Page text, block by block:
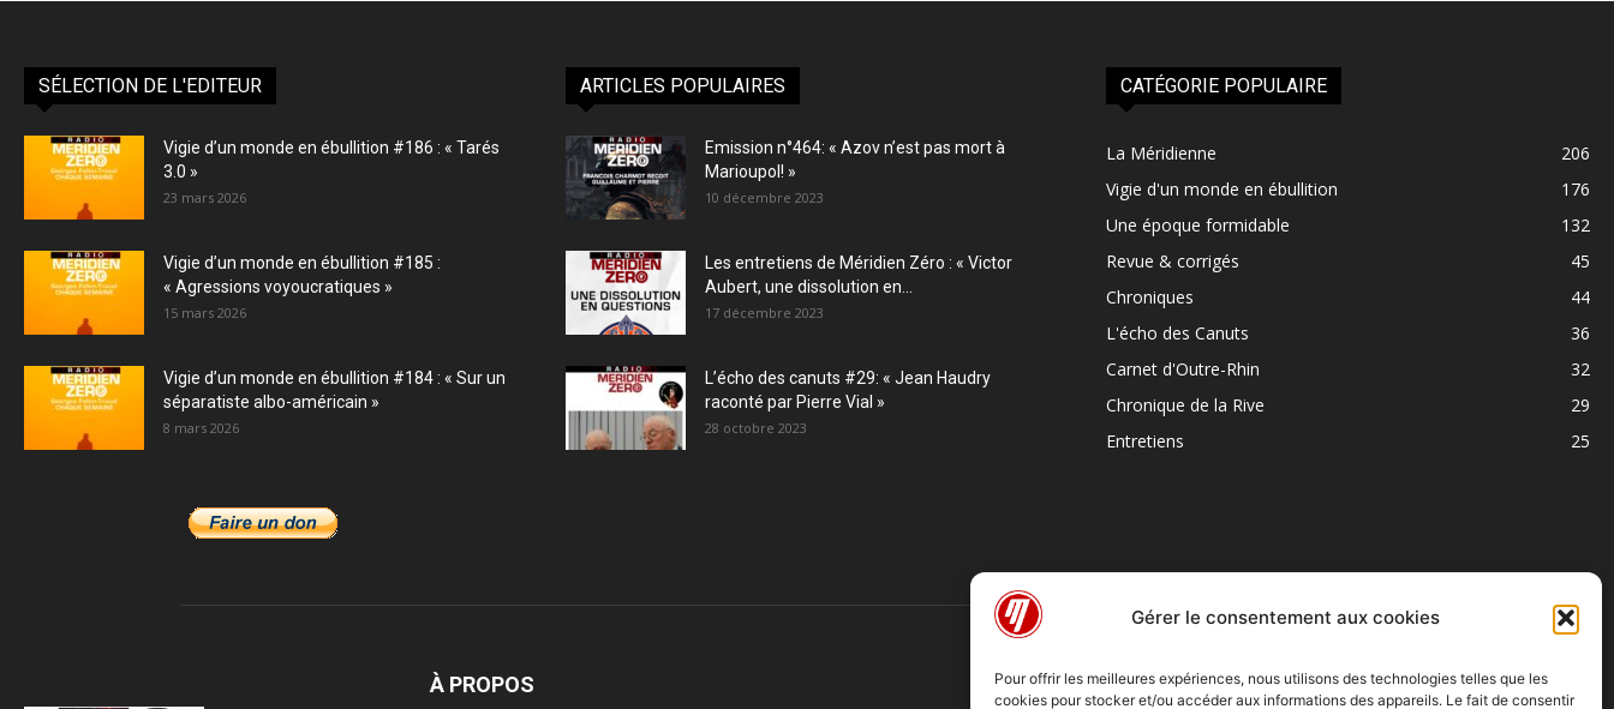
Gérer le consentement aux cookies
Pour offrir les meilleures expériences, nous utilisons des technologies telles que les
cookies pour stocker et/ou accéder aux informations des appareils. Le fait de consentir
SÉLECTION DE L'EDITEUR
Vigie d’un monde en ébullition #186 : « Tarés
3.0 »
23 mars 2026
Vigie d’un monde en ébullition #185 :
« Agressions voyoucratiques »
15 mars 2026
Vigie d’un monde en ébullition #184 : « Sur un
séparatiste albo-américain »
8 mars 2026
ARTICLES POPULAIRES
Emission n°464: « Azov n’est pas mort à
Marioupol! »
10 décembre 2023
Les entretiens de Méridien Zéro : « Victor
Aubert, une dissolution en...
17 décembre 2023
L’écho des canuts #29: « Jean Haudry
raconté par Pierre Vial »
28 octobre 2023
CATÉGORIE POPULAIRE
La Méridienne
206
Vigie d'un monde en ébullition
176
Une époque formidable
132
Revue & corrigés
45
Chroniques
44
L'écho des Canuts
36
Carnet d'Outre-Rhin
32
Chronique de la Rive
29
Entretiens
25
À PROPOS SUIVEZ NOUS